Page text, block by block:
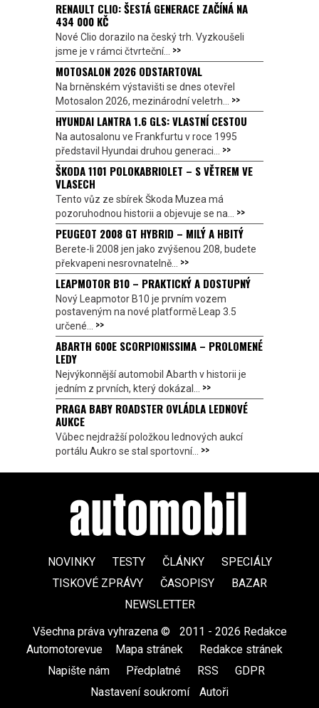
RENAULT CLIO: ŠESTÁ GENERACE ZAČÍNÁ NA
434 000 KČ
Nové Clio dorazilo na český trh. Vyzkoušeli
jsme je v rámci čtvrteční... >>
MOTOSALON 2026 ODSTARTOVAL
Na brněnském výstavišti se dnes otevřel
Motosalon 2026, mezinárodní veletrh... >>
HYUNDAI LANTRA 1.6 GLS: VLASTNÍ CESTOU
Na autosalonu ve Frankfurtu v roce 1995
představil Hyundai druhou generaci... >>
ŠKODA 1101 POLOKABRIOLET – S VĚTREM VE
VLASECH
Tento vůz ze sbírek Škoda Muzea má
pozoruhodnou historii a objevuje se na... >>
PEUGEOT 2008 GT HYBRID – MILÝ A HBITÝ
Berete-li 2008 jen jako zvýšenou 208, budete
překvapeni nesrovnatelně... >>
LEAPMOTOR B10 – PRAKTICKÝ A DOSTUPNÝ
Nový Leapmotor B10 je prvním vozem
postaveným na nové platformě Leap 3.5
určené... >>
ABARTH 600E SCORPIONISSIMA – PROLOMENÉ
LEDY
Nejvýkonnější automobil Abarth v historii je
jedním z prvních, který dokázal... >>
PRAGA BABY ROADSTER OVLÁDLA LEDNOVÉ
AUKCE
Vůbec nejdražší položkou lednových aukcí
portálu Aukro se stal sportovní... >>
NOVINKY TESTY ČLÁNKY
SPECIÁLY
TISKOVÉ ZPRÁVY
ČASOPISY
BAZAR
NEWSLETTER
Všechna práva vyhrazena ©
2011 - 2026 Redakce
Automotorevue
Mapa stránek Redakce stránek
Napište nám
Předplatné RSS GDPR
Nastavení soukromí
Autoři